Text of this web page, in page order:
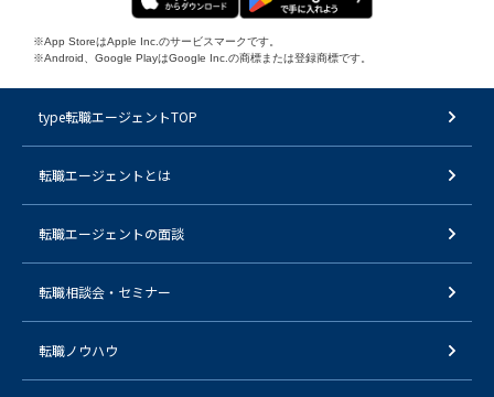
※App StoreはApple Inc.のサービスマークです。
※Android、Google PlayはGoogle Inc.の商標または登録商標です。
type転職エージェントTOP
転職エージェントとは
転職エージェントの面談
転職相談会・セミナー
転職ノウハウ